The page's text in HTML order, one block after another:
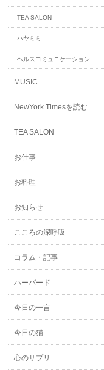
TEA SALON
ハヤミミ
ヘルスコミュニケーション
MUSIC
NewYork Timesを読む
TEA SALON
お仕事
お料理
お知らせ
こころの深呼吸
コラム・記事
ハーバード
今日の一言
今日の猫
心のサプリ